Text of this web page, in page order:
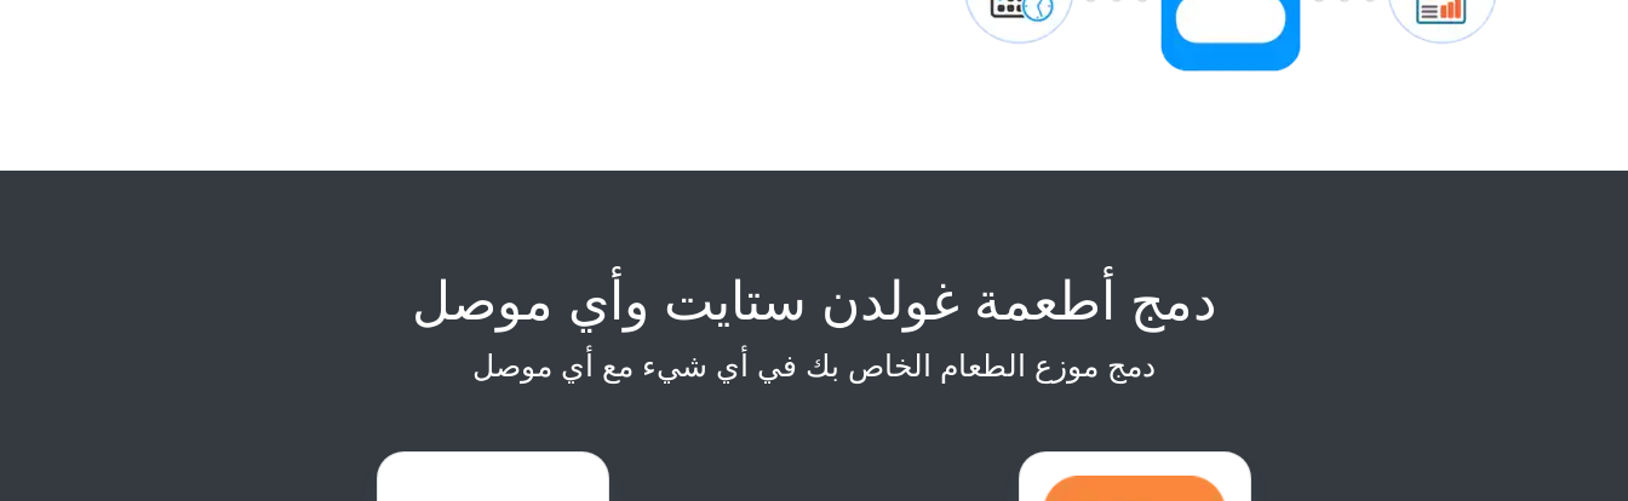
دمج أطعمة غولدن ستايت وأي موصل
دمج موزع الطعام الخاص بك في أي شيء مع أي موصل